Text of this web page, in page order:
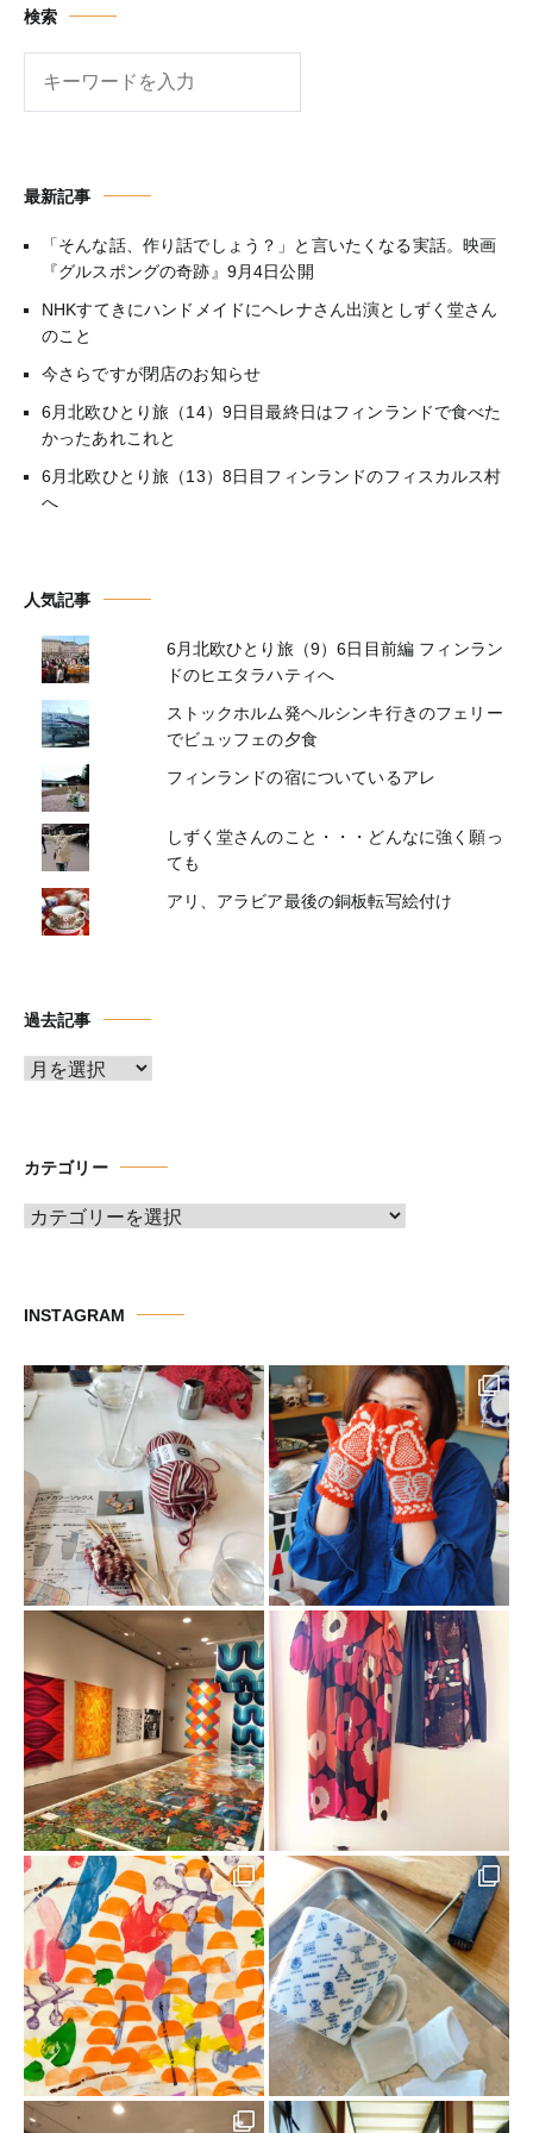
検索
最新記事
「そんな話、作り話でしょう？」と言いたくなる実話。映画
『グルスポングの奇跡』9月4日公開
NHKすてきにハンドメイドにヘレナさん出演としずく堂さん
のこと
今さらですが閉店のお知らせ
6月北欧ひとり旅（14）9日目最終日はフィンランドで食べた
かったあれこれと
6月北欧ひとり旅（13）8日目フィンランドのフィスカルス村
へ
人気記事
6月北欧ひとり旅（9）6日目前編 フィンラン
ドのヒエタラハティへ
ストックホルム発ヘルシンキ行きのフェリー
でビュッフェの夕食
フィンランドの宿についているアレ
しずく堂さんのこと・・・どんなに強く願っ
ても
アリ、アラビア最後の銅板転写絵付け
過去記事
ア
ブ
カテゴリー
カ
ー
INSTAGRAM